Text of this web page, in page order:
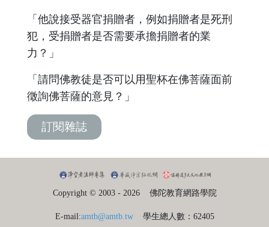
「他說接受器官捐贈者，例如捐贈者是死刑
犯，受捐贈者是否需要承擔捐贈者的業
力？」
「請問佛教徒是否可以用聖杯在佛菩薩面前
徵詢佛菩薩的意見？」
訂閱雜誌
Copyright © 2003 - 2026 佛陀教育網路學院
E-mail:amtb@amtb.tw 學生總人數：62405